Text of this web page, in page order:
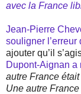
avec la France
Jean-Pierre
souligner
ajouter qu’il
Dupont-Aignan a
autre France
Une autre